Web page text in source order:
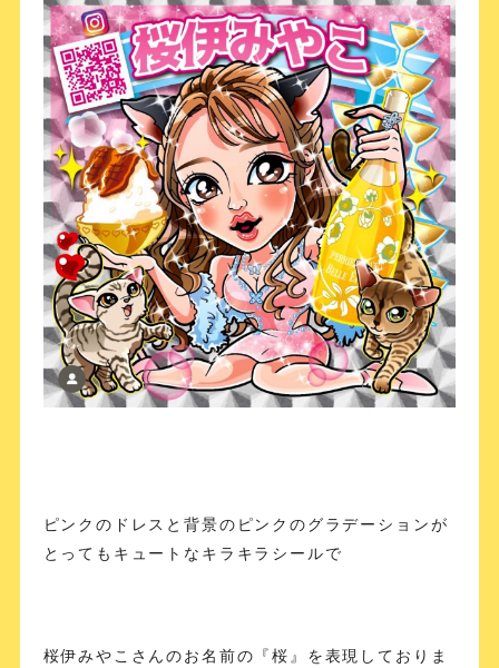
ピンクのドレスと背景のピンクのグラデーションが
とってもキュートなキラキラシールで
桜伊みやこさんのお名前の『桜』を表現しておりま